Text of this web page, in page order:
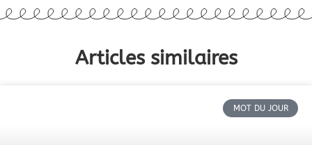
Articles similaires
MOT DU JOUR